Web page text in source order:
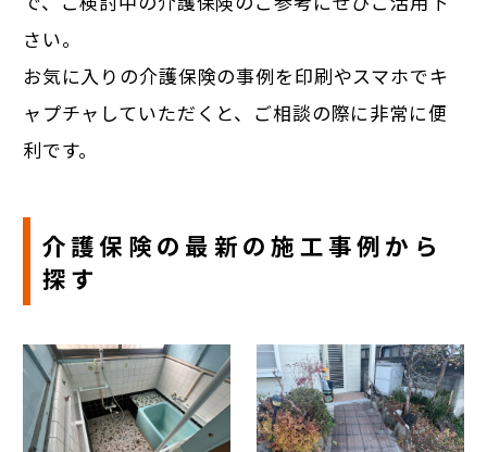
さい。
お気に入りの介護保険の事例を印刷やスマホでキ
ャプチャしていただくと、ご相談の際に非常に便
利です。
介護保険の最新の施工事例から
探す